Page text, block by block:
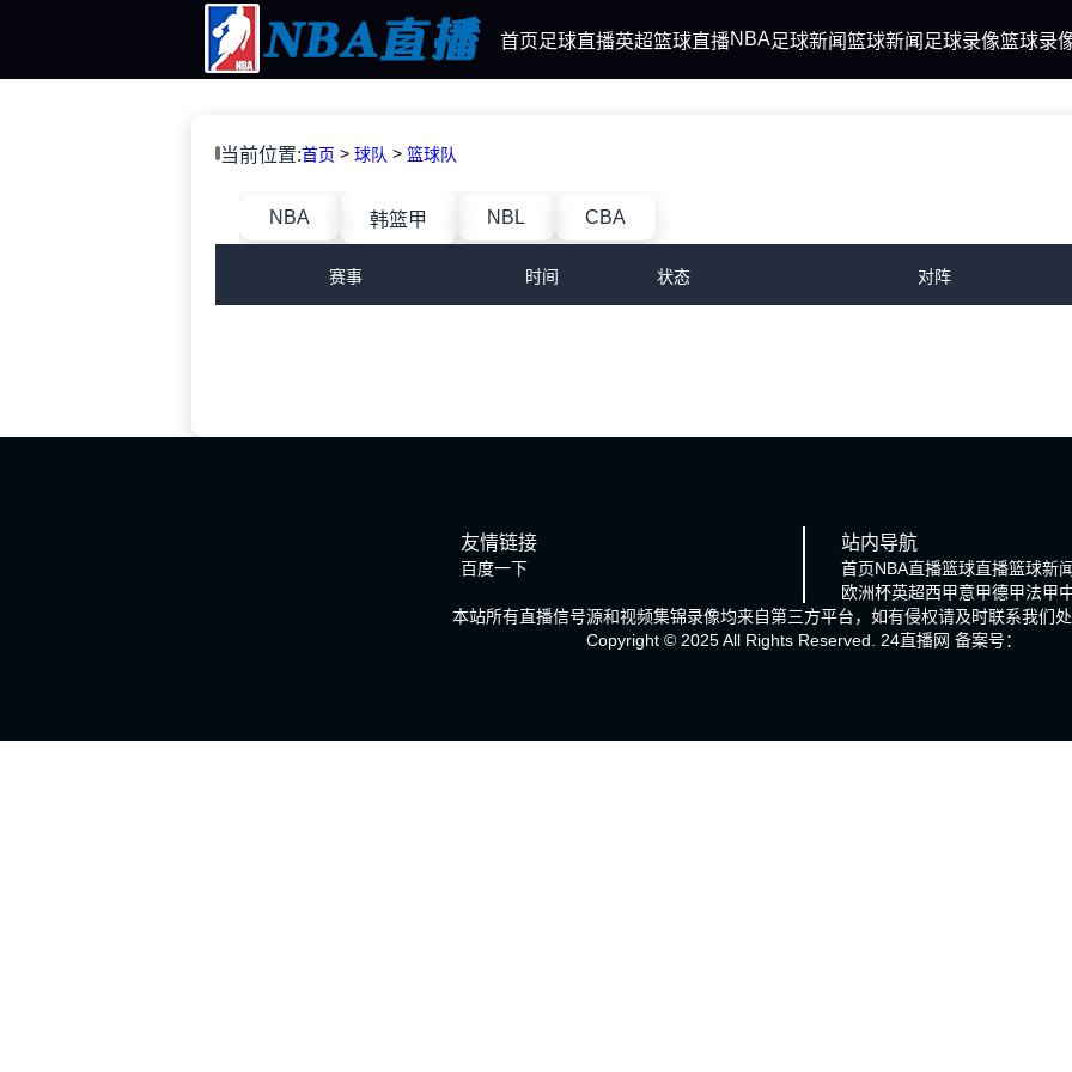
首页足球直播英超篮球直播NBA足球新闻篮球新闻 足球录像篮球录
当前位置:首页 > 球队 > 篮球队
NBA 韩篮甲 NBL CBA
赛事 时间 状态 对阵
友情链接
百度一下
站内导航
首页NBA直播篮球直播篮球新闻
欧洲杯英超西甲意甲德甲法甲
本站所有直播信号源和视频集锦录像均来自第三方平台，如有侵权请及时联系我们处
Copyright © 2025 All Rights Reserved. 24直播网 备案号：